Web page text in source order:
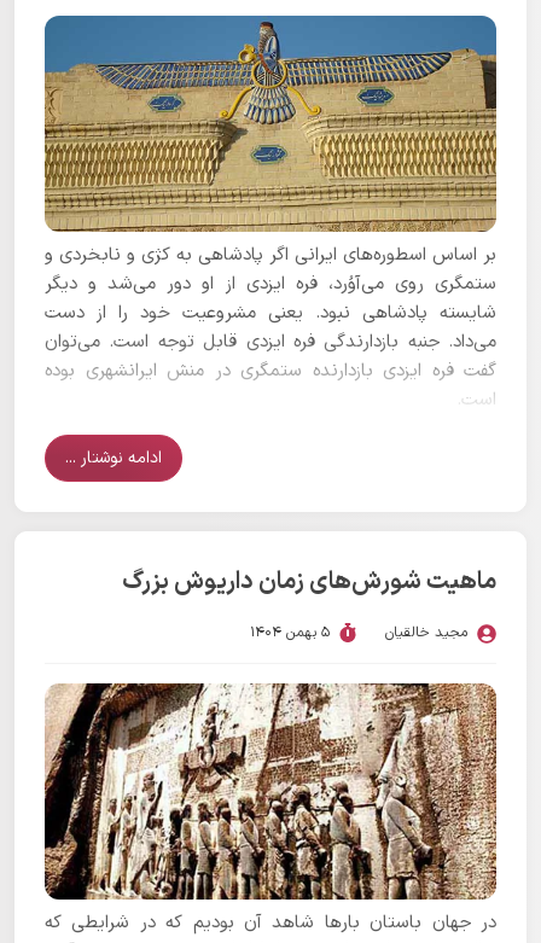
بر اساس اسطوره‌های ایرانی اگر پادشاهی به کژی و نابخردی و
ستمگری روی می‌آوُرد، فره ایزدی از او دور می‌شد و دیگر
شایسته پادشاهی نبود. یعنی مشروعیت خود را از دست
می‌داد. جنبه بازدارندگی فره ایزدی قابل توجه است. می‌توان
گفت فره ایزدی بازدارنده ستمگری در منش ایرانشهری بوده
است.
ادامه نوشتار ...
ماهیت شورش‌های زمان داریوش بزرگ
مجید خالقیان 5 بهمن 1404
در جهان باستان بارها شاهد آن بودیم که در شرایطی که